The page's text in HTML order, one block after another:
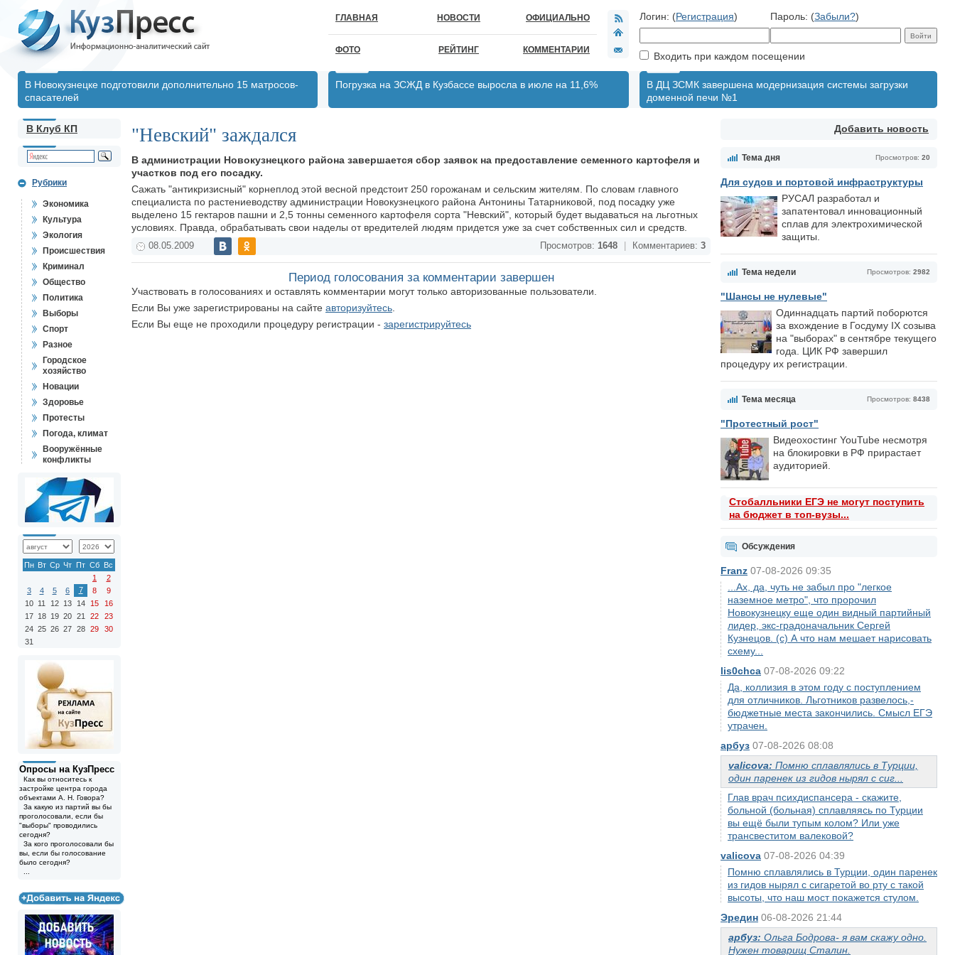
ГЛАВНАЯ НОВОСТИ ОФИЦИАЛЬНО
ФОТО РЕЙТИНГ КОММЕНТАРИИ
Логин: (Регистрация) Пароль: (Забыли?)
Входить при каждом посещении
В Новокузнецке подготовили дополнительно 15 матросов-
спасателей
Погрузка на ЗСЖД в Кузбассе выросла в июле на 11,6%
В ДЦ ЗСМК завершена модернизация системы загрузки
доменной печи №1
Добавить новость
Просмотров: 20
Тема дня
Для судов и портовой инфраструктуры
РУСАЛ разработал и
запатентовал инновационный
сплав для электрохимической
защиты.
Просмотров: 2982
Тема недели
"Шансы не нулевые"
Одиннадцать партий поборются
за вхождение в Госдуму IX созыва
на "выборах" в сентябре текущего
года. ЦИК РФ завершил
процедуру их регистрации.
Просмотров: 8438
Тема месяца
"Протестный рост"
Видеохостинг YouTube несмотря
на блокировки в РФ прирастает
аудиторией.
Стобалльники ЕГЭ не могут поступить
на бюджет в топ-вузы...
Обсуждения
Franz 07-08-2026 09:35
...Ах, да, чуть не забыл про "легкое
наземное метро", что пророчил
Новокузнецку еще один видный партийный
лидер, экс-градоначальник Сергей
Кузнецов. (с) А что нам мешает нарисовать
схему...
lis0chca 07-08-2026 09:22
Да, коллизия в этом году с поступлением
для отличников. Льготников развелось,-
бюджетные места закончились. Смысл ЕГЭ
утрачен.
арбуз 07-08-2026 08:08
valicova: Помню сплавлялись в Турции,
один паренек из гидов нырял с сиг...
Глав врач психдиспансера - скажите,
больной (больная) сплавляясь по Турции
вы ещё были тупым колом? Или уже
трансвеститом валековой?
valicova 07-08-2026 04:39
Помню сплавлялись в Турции, один паренек
из гидов нырял с сигаретой во рту с такой
высоты, что наш мост покажется стулом.
Эредин 06-08-2026 21:44
арбуз: Ольга Бодрова- я вам скажу одно.
Нужен товарищ Сталин.
В Клуб КП
Рубрики
Экономика
Культура
Экология
Происшествия
Криминал
Общество
Политика
Выборы
Спорт
Разное
Городское
хозяйство
Новации
Здоровье
Протесты
Погода, климат
Вооружённые
конфликты
Пн Вт Ср Чт Пт Сб Вс
1
2
3
4 5 6 7 8
9
10 11 12 13 14 15
16
17 18 19 20 21 22
23
24 25 26 27 28 29
30
31
Опросы на КузПресс
Как вы относитесь к
застройке центра города
объектами А. Н. Говора?
За какую из партий вы бы
проголосовали, если бы
"выборы" проводились
сегодня?
За кого проголосовали бы
вы, если бы голосование
было сегодня?
"Невский" заждался
В администрации Новокузнецкого района завершается сбор заявок на предоставление семенного картофеля и
участков под его посадку.
Сажать "антикризисный" корнеплод этой весной предстоит 250 горожанам и сельским жителям. По словам главного
специалиста по растениеводству администрации Новокузнецкого района Антонины Татарниковой, под посадку уже
выделено 15 гектаров пашни и 2,5 тонны семенного картофеля сорта "Невский", который будет выдаваться на льготных
условиях. Правда, обрабатывать свои наделы от вредителей людям придется уже за счет собственных сил и средств.
08.05.2009 Просмотров: 1648 Комментариев: 3
Период голосования за комментарии завершен
Участвовать в голосованиях и оставлять комментарии могут только авторизованные пользователи.
Если Вы уже зарегистрированы на сайте авторизуйтесь
Если Вы еще не проходили процедуру регистрации - зарегистрируйтесь